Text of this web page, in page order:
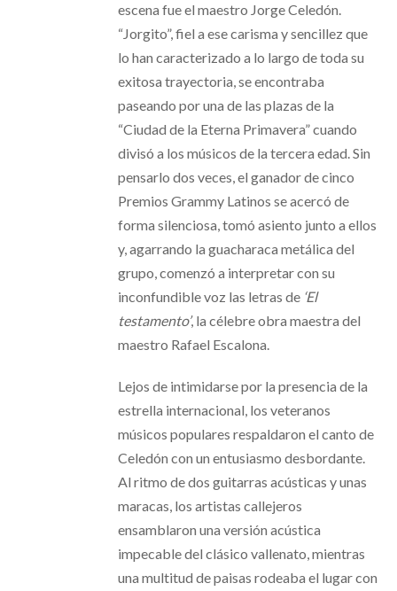
escena fue el maestro Jorge Celedón.
“Jorgito”, fiel a ese carisma y sencillez que
lo han caracterizado a lo largo de toda su
exitosa trayectoria, se encontraba
paseando por una de las plazas de la
“Ciudad de la Eterna Primavera” cuando
divisó a los músicos de la tercera edad. Sin
pensarlo dos veces, el ganador de cinco
Premios Grammy Latinos se acercó de
forma silenciosa, tomó asiento junto a ellos
y, agarrando la guacharaca metálica del
grupo, comenzó a interpretar con su
inconfundible voz las letras de ‘El
testamento’, la célebre obra maestra del
maestro Rafael Escalona.
Lejos de intimidarse por la presencia de la
estrella internacional, los veteranos
músicos populares respaldaron el canto de
Celedón con un entusiasmo desbordante.
Al ritmo de dos guitarras acústicas y unas
maracas, los artistas callejeros
ensamblaron una versión acústica
impecable del clásico vallenato, mientras
una multitud de paisas rodeaba el lugar con